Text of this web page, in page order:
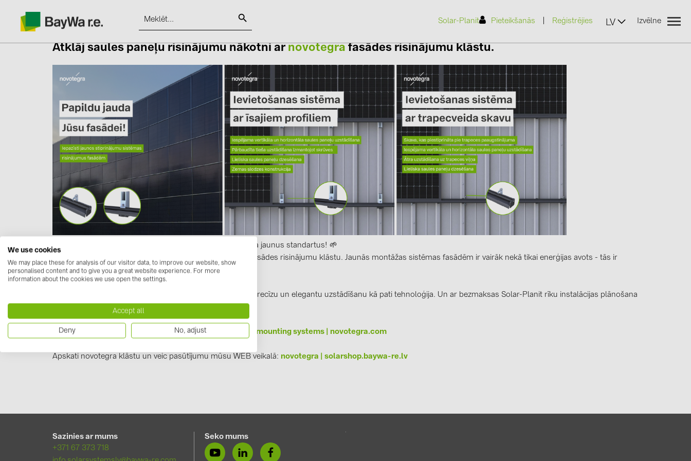
Solar-Planit Pieteikšanās Reģistrējies LV Izvēlne
Produkti
Informācija
Jaunumi
Katalogi
kontakti
Kategorijas
Saules paneļi (19)
Invertori (105)
Invertoru aksesuāri (84)
Enerģijas uzglabāšana (71)
E-Mobilitāte (19)
Instalācijas (87)
Ražotāji
ABB (21)
AIKO Solar (2)
BAKS (51)
BUDMAT (6)
EVOPIPES (7)
FRONIUS (42)
HUAWEI (53)
JINKO (1)
Atklāj saules paneļu risinājumu nākotni ar novotegra fasādes risinājumu klāstu.
🌱 Zaļā enerģija un mūsdienīgs dizains - novotegra nosaka jaunus standartus! 🌱
Atklājiet saules paneļu risinājumu nākotni ar
novotegra
fasādes risinājumu klāstu. Jaunās montāžas sistēmas fasādēm ir vairāk nekā tikai enerģijas avots - tās ir
ilgtspējīgas estētikas apliecinājums.
🔧 Ar pārbaudīto ievietošanas sistēmu garantējam tikpat precīzu un elegantu uzstādīšanu kā pati tehnoloģija. Un ar bezmaksas Solar-Planit rīku instalācijas plānošana
kļūst pavisam vienkārša!
Uzzini vairāk par novotegra fasādes risinājumiem:
facade mounting systems | novotegra.com
Apskati novotegra klāstu un veic pasūtījumu mūsu WEB veikalā: novotegra | solarshop.baywa-re.lv
Sazinies ar mums
+371 67 373 718
Seko mums
We use cookies
We may place these for analysis of our visitor data, to improve our website, show
personalised content and to give you a great website experience. For more
information about the cookies we use open the settings.
Accept all
Deny No, adjust